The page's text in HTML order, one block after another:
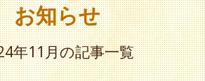
お知らせ
年11月の記事一覧